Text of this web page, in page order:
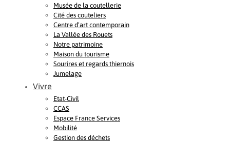
Musée de la coutellerie
Cité des couteliers
Centre d’art contemporain
La Vallée des Rouets
Notre patrimoine
Maison du tourisme
Sourires et regards thiernois
Jumelage
Vivre
Etat-Civil
CCAS
Espace France Services
Mobilité
Gestion des déchets